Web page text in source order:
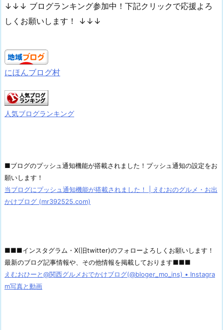
↓↓↓ ブログランキング参加中！下記クリックで応援よろ
しくお願いします！ ↓↓↓
にほんブログ村
人気ブログランキング
■ブログのプッシュ通知機能が搭載されました！プッシュ通知の設定をお
願いします！
当ブログにプッシュ通知機能が搭載されました！ | えむおのグルメ・お出
かけブログ (mr392525.com)
■■■インスタグラム・X(旧twitter)のフォローよろしくお願いします！
最新のブログ記事情報や、その他情報を掲載しております■■■
えむおひーと@関西グルメおでかけブログ(@bloger_mo_ins) • Instagra
m写真と動画